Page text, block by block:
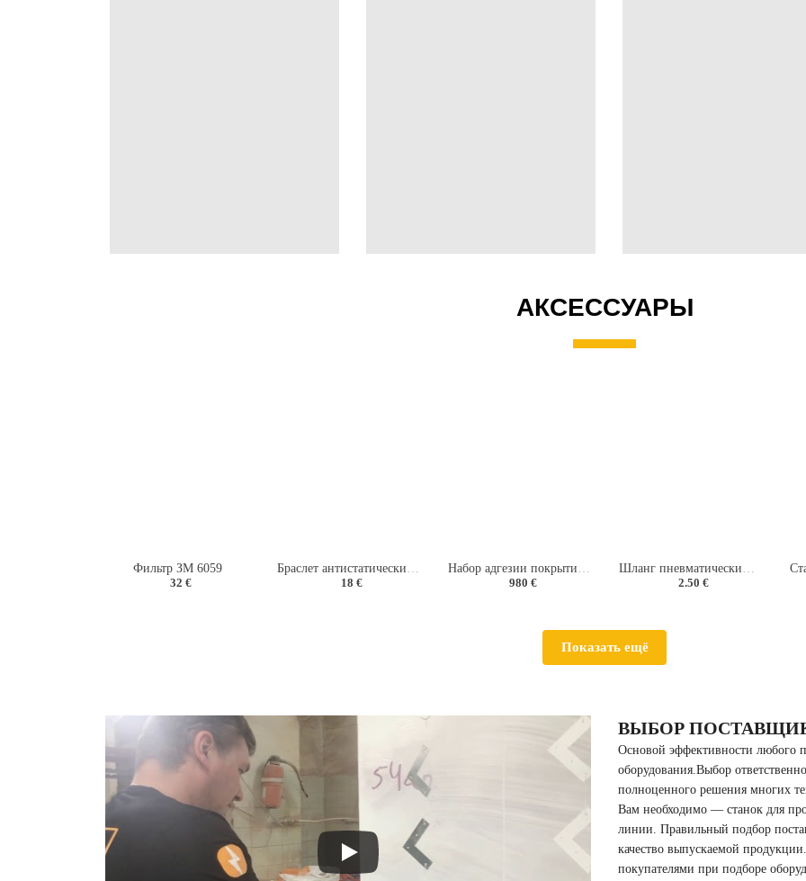
АКСЕССУАРЫ
Фильтр ЗМ 6059
32 €
Браслет антистатический 3 метра
18 €
Набор адгезии покрытий методом решетчатых надрезов тип TQC Sheen СС2000
980 €
Шланг пневматический армированный PVC (8х14 мм)
2.50 €
Показать ещё
ВЫБОР
Основой эффективности любого
оборудования.Выбор
полноценного решения многих
Вам необходимо — станок для
линии. Правильный подбор
качество выпускаемой
покупателями при подборе